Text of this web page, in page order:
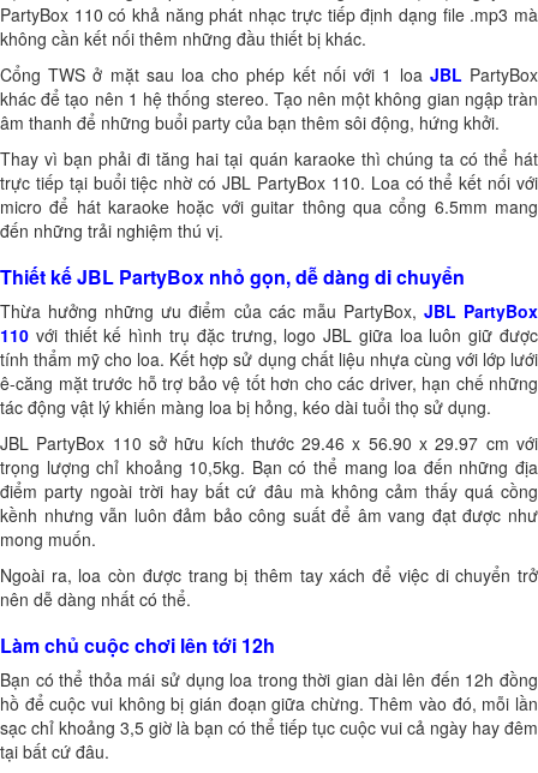
PartyBox 110 có khả năng phát nhạc trực tiếp định dạng file .mp3 mà
không cần kết nối thêm những đầu thiết bị khác.
Cổng TWS ở mặt sau loa cho phép kết nối với 1 loa JBL PartyBox
khác để tạo nên 1 hệ thống stereo. Tạo nên một không gian ngập tràn
âm thanh để những buổi party của bạn thêm sôi động, hứng khởi.
Thay vì bạn phải đi tăng hai tại quán karaoke thì chúng ta có thể hát
trực tiếp tại buổi tiệc nhờ có JBL PartyBox 110. Loa có thể kết nối với
micro để hát karaoke hoặc với guitar thông qua cổng 6.5mm mang
đến những trải nghiệm thú vị.
Thiết kế JBL PartyBox nhỏ gọn, dễ dàng di chuyển
Thừa hưởng những ưu điểm của các mẫu PartyBox, JBL PartyBox
110 với thiết kế hình trụ đặc trưng, logo JBL giữa loa luôn giữ được
tính thẩm mỹ cho loa. Kết hợp sử dụng chất liệu nhựa cùng với lớp lưới
ê-căng mặt trước hỗ trợ bảo vệ tốt hơn cho các driver, hạn chế những
tác động vật lý khiến màng loa bị hỏng, kéo dài tuổi thọ sử dụng.
JBL PartyBox 110 sở hữu kích thước 29.46 x 56.90 x 29.97 cm với
trọng lượng chỉ khoảng 10,5kg. Bạn có thể mang loa đến những địa
điểm party ngoài trời hay bất cứ đâu mà không cảm thấy quá cồng
kềnh nhưng vẫn luôn đảm bảo công suất để âm vang đạt được như
mong muốn.
Ngoài ra, loa còn được trang bị thêm tay xách để việc di chuyển trở
nên dễ dàng nhất có thể.
Làm chủ cuộc chơi lên tới 12h
Bạn có thể thỏa mái sử dụng loa trong thời gian dài lên đến 12h đồng
hồ để cuộc vui không bị gián đoạn giữa chừng. Thêm vào đó, mỗi lần
sạc chỉ khoảng 3,5 giờ là bạn có thể tiếp tục cuộc vui cả ngày hay đêm
tại bất cứ đâu.